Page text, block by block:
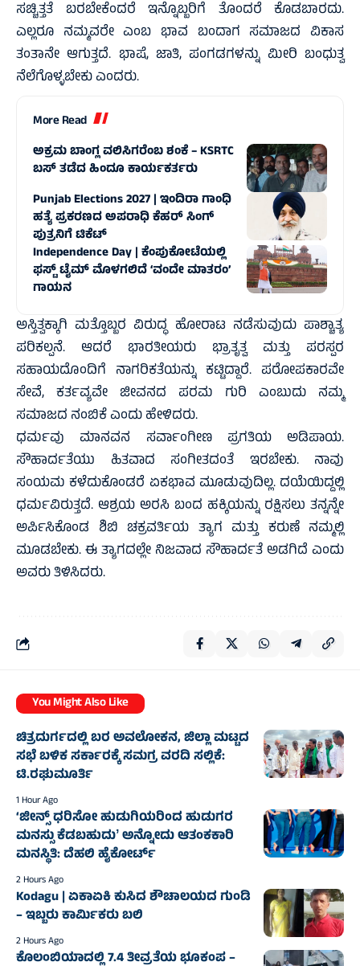
ಸಚ್ಚಿತ್ತತೆ ಬರಬೇಕೆಂದರೆ ಇನ್ನೊಬ್ಬರಿಗೆ ತೊಂದರೆ ಕೊಡಬಾರದು.
ಎಲ್ಲರೂ ನಮ್ಮವರೇ ಎಂಬ ಭಾವ ಬಂದಾಗ ಸಮಾಜದ ವಿಕಾಸ
ತಂತಾನೇ ಆಗುತ್ತದೆ. ಭಾಷೆ, ಜಾತಿ, ಪಂಗಡಗಳನ್ನು ಮೀರಿ ಬಂಧುತ್ವ
ನೆಲೆಗೊಳ್ಳಬೇಕು ಎಂದರು.
More Read
ಅಕ್ರಮ ಬಾಂಗ್ಲ ವಲಿಸಿಗರೆಂಬ ಶಂಕೆ – KSRTC
ಬಸ್‌ ತಡೆದ ಹಿಂದೂ ಕಾರ್ಯಕರ್ತರು
Punjab Elections 2027 | ಇಂದಿರಾ ಗಾಂಧಿ
ಹತ್ಯೆ ಪ್ರಕರಣದ ಅಪರಾಧಿ ಕೆಹರ್‌ ಸಿಂಗ್‌
ಪುತ್ರನಿಗೆ ಟಿಕೆಟ್‌
Independence Day | ಕೆಂಪುಕೋಟೆಯಲ್ಲಿ
ಫಸ್ಟ್‌ ಟೈಮ್‌ ಮೊಳಗಲಿದೆ ‘ವಂದೇ ಮಾತರಂ’
ಗಾಯನ
ಅಸ್ತಿತ್ವಕ್ಕಾಗಿ ಮತ್ತೊಬ್ಬರ ವಿರುದ್ಧ ಹೋರಾಟ ನಡೆಸುವುದು ಪಾಶ್ಚಾತ್ಯ
ಪರಿಕಲ್ಪನೆ. ಆದರೆ ಭಾರತೀಯರು ಭ್ರಾತೃತ್ವ ಮತ್ತು ಪರಸ್ಪರ
ಸಹಾಯದೊಂದಿಗೆ ನಾಗರಿಕತೆಯನ್ನು ಕಟ್ಟಿದ್ದಾರೆ. ಪರೋಪಕಾರವೇ
ಸೇವೆ, ಕರ್ತವ್ಯವೇ ಜೀವನದ ಪರಮ ಗುರಿ ಎಂಬುದು ನಮ್ಮ
ಸಮಾಜದ ನಂಬಿಕೆ ಎಂದು ಹೇಳಿದರು.
ಧರ್ಮವು ಮಾನವನ ಸರ್ವಾಂಗೀಣ ಪ್ರಗತಿಯ ಅಡಿಪಾಯ.
ಸೌಹಾರ್ದತೆಯು ಹಿತವಾದ ಸಂಗೀತದಂತೆ ಇರಬೇಕು. ನಾವು
ಸಂಯಮ ಕಳೆದುಕೊಂಡರೆ ಏಕಭಾವ ಮೂಡುವುದಿಲ್ಲ. ದಯೆಯಿದ್ದಲ್ಲಿ
ಧರ್ಮವಿರುತ್ತದೆ. ಆಶ್ರಯ ಅರಸಿ ಬಂದ ಹಕ್ಕಿಯನ್ನು ರಕ್ಷಿಸಲು ತನ್ನನ್ನೇ
ಅರ್ಪಿಸಿಕೊಂಡ ಶಿಬಿ ಚಕ್ರವರ್ತಿಯ ತ್ಯಾಗ ಮತ್ತು ಕರುಣೆ ನಮ್ಮಲ್ಲಿ
ಮೂಡಬೇಕು. ಈ ತ್ಯಾಗದಲ್ಲೇ ನಿಜವಾದ ಸೌಹಾರ್ದತೆ ಅಡಗಿದೆ ಎಂದು
ಅವರು ತಿಳಿಸಿದರು.
You Might Also Like
ಚಿತ್ರದುರ್ಗದಲ್ಲಿ ಬರ ಅವಲೋಕನ, ಜಿಲ್ಲಾ ಮಟ್ಟದ
ಸಭೆ ಬಳಿಕ ಸರ್ಕಾರಕ್ಕೆ ಸಮಗ್ರ ವರದಿ ಸಲ್ಲಿಕೆ:
ಟಿ.ರಘುಮೂರ್ತಿ
1 Hour Ago
‘ಜೀನ್ಸ್‌ ಧರಿಸೋ ಹುಡುಗಿಯರಿಂದ ಹುಡುಗರ
ಮನಸ್ಸು ಕೆಡಬಹುದುʼ ಅನ್ನೋದು ಆತಂಕಕಾರಿ
ಮನಸ್ಥಿತಿ: ದೆಹಲಿ ಹೈಕೋರ್ಟ್
2 Hours Ago
Kodagu | ಏಕಾಏಕಿ ಕುಸಿದ ಶೌಚಾಲಯದ ಗುಂಡಿ
– ಇಬ್ಬರು ಕಾರ್ಮಿಕರು ಬಲಿ
2 Hours Ago
ಕೊಲಂಬಿಯಾದಲ್ಲಿ 7.4 ತೀವ್ರತೆಯ ಭೂಕಂಪ –